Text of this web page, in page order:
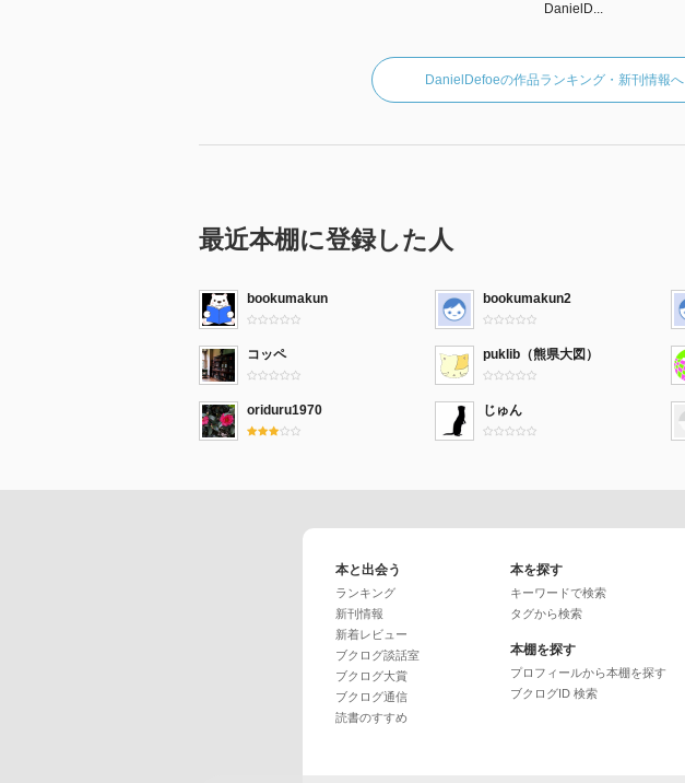
DanielD...
DanielDefoeの作品ランキング・新刊情報へ
最近本棚に登録した人
bookumakun bookumakun2
コッペ puklib（熊県大図）
oriduru1970 じゅん
本と出会う
ランキング
新刊情報
新着レビュー
ブクログ談話室
ブクログ大賞
ブクログ通信
読書のすすめ
本を探す
キーワードで検索
タグから検索
本棚を探す
プロフィールから本棚を探す
ブクログID 検索